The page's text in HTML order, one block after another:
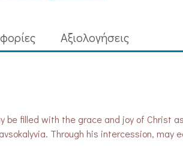
Aξιολογήσεις
be filled with the grace and joy of Christ
Through his intercession, may